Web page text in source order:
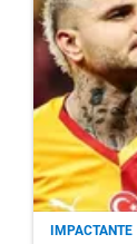
IMPACTANTE